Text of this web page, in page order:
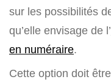
sur les possibilités
qu’elle envisage de l’
en numéraire.
Cette option doit être